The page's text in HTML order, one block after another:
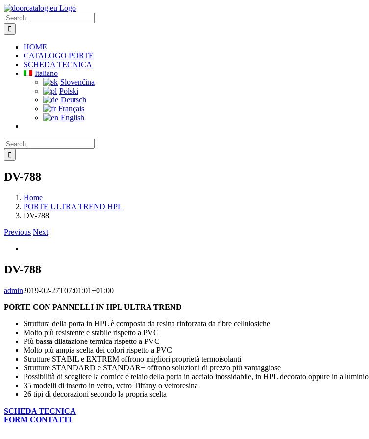
Skip
to
content
Search
for:
HOME
CATALOGO PORTE
SCHEDA TECNICA
Italiano
Slovenčina
Polski
Deutsch
Français
English
Search
for:
DV-788
Home
PORTE ULTRA TREND HPL
DV-788
Previous Next
Image
DV-788
admin2019-02-27T07:01:01+01:00
PORTE CON PANNELLI IN HPL ULTRA TREND
Struttura della porta in HPL è composta da resina rinforzata da fibre cellulosiche
Molto più resistente e stabile rispetto a PVC
Più bassa dilatazione termica rispetto a PVC
Molto più ampia scelta dei colori rispetto a PVC
Strutture STABIL e EXTREM offrono migliori proprietà termoisolanti
Strutture STANDARD e STANDAR+ offrono soluzioni di prezzo più vantaggiose
Possibilità di scegliere la cornice e telaio della porta in acciaio inossidabile, in HPL decorato oppure in alluminio
35 modelli di inserto in vetro, vetro Tiffany o vetroresina
26 tipi di decorazioni secondo la propria scelta
SCHEDA TECNICA
FORM CONTATTI